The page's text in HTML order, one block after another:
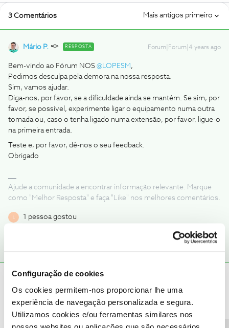
Configuração de cookies
Os cookies permitem-nos proporcionar lhe uma
experiência de navegação personalizada e segura.
Utilizamos cookies e/ou ferramentas similares nos
nossos websites ou aplicações que são necessários
3 Comentários Mais antigos primeiro
Mário P. RESPOSTA Forum|Forum|4 years ago
Bem-vindo ao Fórum NOS @LOPESM ,
Pedimos desculpa pela demora na nossa resposta.
Sim, vamos ajudar.
Diga-nos, por favor, se a dificuldade ainda se mantém. Se sim, por
favor, se possível, experimente ligar o equipamento numa outra
tomada ou, caso o tenha ligado numa extensão, por favor, ligue-o
na primeira entrada.
Teste e, por favor, dê-nos o seu feedback.
Obrigado
Ajude a comunidade a encontrar informação relevante. Marque
como "Melhor Resposta" e faça "Like" nos melhores comentários.
1 pessoa gostou
Olá boa noite,
o problema que eu tinha, foi mesmo o router avariado. Esteve cá
o técnico e trocou o aparelho. Obrigado pela dica de qualquer